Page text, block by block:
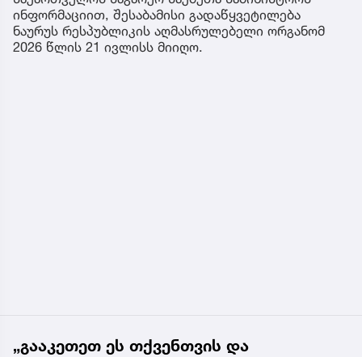
ინფორმაციით, შესაბამისი გადაწყვეტილება
ნაურუს რესპუბლიკის აღმასრულებელი ორგანომ
2026 წლის 21 ივლისს მიიღო.
„გააკეთეთ ეს თქვენთვის და